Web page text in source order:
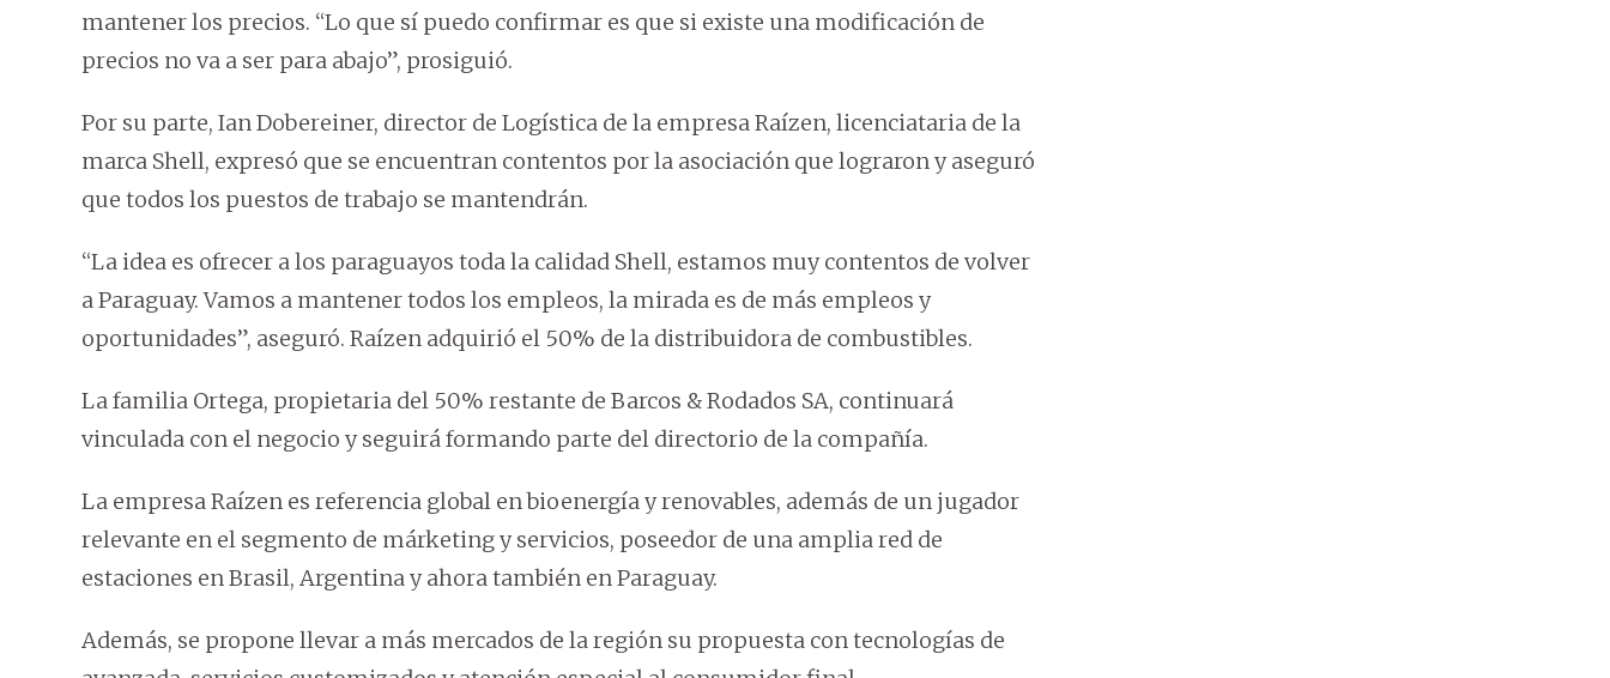
mantener los precios. “Lo que sí puedo confirmar es que si existe una modificación de
precios no va a ser para abajo”, prosiguió.
Por su parte, Ian Dobereiner, director de Logística de la empresa Raízen, licenciataria de la
marca Shell, expresó que se encuentran contentos por la asociación que lograron y aseguró
que todos los puestos de trabajo se mantendrán.
“La idea es ofrecer a los paraguayos toda la calidad Shell, estamos muy contentos de volver
a Paraguay. Vamos a mantener todos los empleos, la mirada es de más empleos y
oportunidades”, aseguró. Raízen adquirió el 50% de la distribuidora de combustibles.
La familia Ortega, propietaria del 50% restante de Barcos & Rodados SA, continuará
vinculada con el negocio y seguirá formando parte del directorio de la compañía.
La empresa Raízen es referencia global en bioenergía y renovables, además de un jugador
relevante en el segmento de márketing y servicios, poseedor de una amplia red de
estaciones en Brasil, Argentina y ahora también en Paraguay.
Además, se propone llevar a más mercados de la región su propuesta con tecnologías de